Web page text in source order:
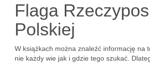
Flaga
Polskiej
W książkach można znaleźć informację na
nie każdy wie jak i gdzie tego szukać.